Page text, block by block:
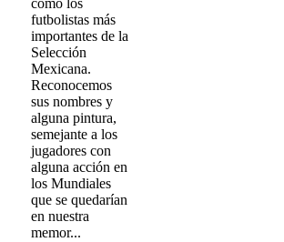
como los
futbolistas más
importantes de la
Selección
Mexicana.
Reconocemos
sus nombres y
alguna pintura,
semejante a los
jugadores con
alguna acción en
los Mundiales
que se quedarían
en nuestra
memor...